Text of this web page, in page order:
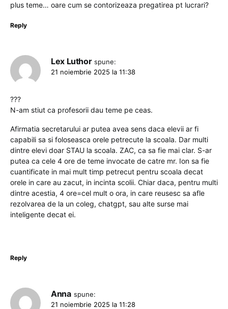
plus teme… oare cum se contorizeaza pregatirea pt lucrari?
Reply
Lex Luthor spune:
21 noiembrie 2025 la 11:38
???
N-am stiut ca profesorii dau teme pe ceas.
Afirmatia secretarului ar putea avea sens daca elevii ar fi
capabili sa si foloseasca orele petrecute la scoala. Dar multi
dintre elevi doar STAU la scoala. ZAC, ca sa fie mai clar. S-ar
putea ca cele 4 ore de teme invocate de catre mr. Ion sa fie
cuantificate in mai mult timp petrecut pentru scoala decat
orele in care au zacut, in incinta scolii. Chiar daca, pentru multi
dintre acestia, 4 ore=cel mult o ora, in care reusesc sa afle
rezolvarea de la un coleg, chatgpt, sau alte surse mai
inteligente decat ei.
Reply
Anna spune:
21 noiembrie 2025 la 11:28